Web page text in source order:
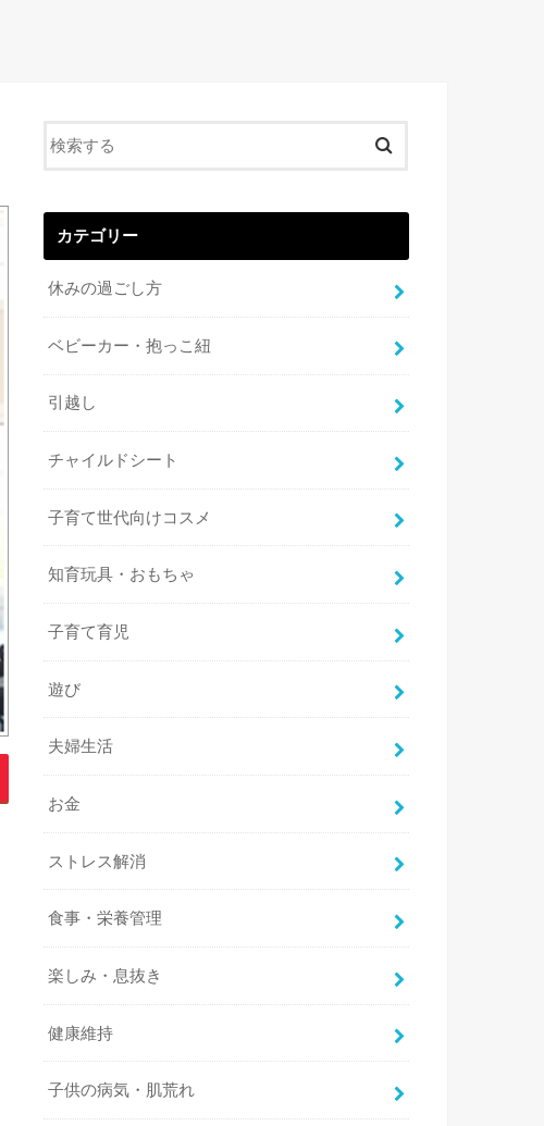
カテゴリー
休みの過ごし方
ベビーカー・抱っこ紐
引越し
チャイルドシート
子育て世代向けコスメ
知育玩具・おもちゃ
子育て育児
遊び
夫婦生活
お金
ストレス解消
食事・栄養管理
楽しみ・息抜き
健康維持
子供の病気・肌荒れ